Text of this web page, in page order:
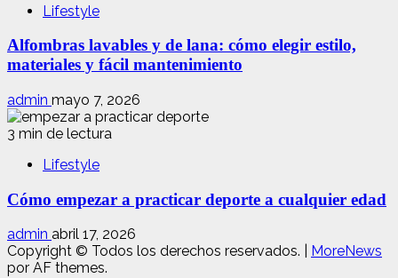
Lifestyle
Alfombras lavables y de lana: cómo elegir estilo,
materiales y fácil mantenimiento
admin mayo 7, 2026
3 min de lectura
Lifestyle
Cómo empezar a practicar deporte a cualquier edad
admin abril 17, 2026
Copyright © Todos los derechos reservados.
MoreNews
por AF themes.